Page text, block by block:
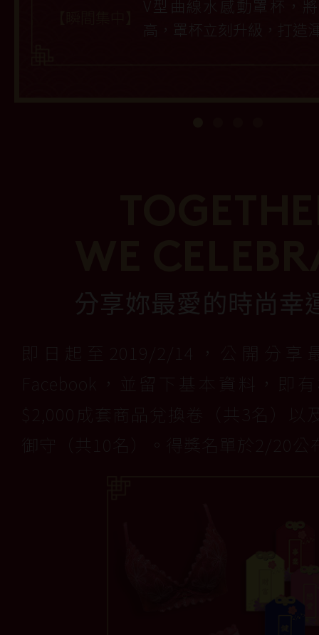
V型曲線水感動罩杯，
高，罩杯立刻升級，打造
分享妳最愛的時尚幸
即日起至2019/2/14，公開分享
Facebook，並留下基本資料，即
$2,000成套商品兌換卷（共3名）以
御守（共10名）。得獎名單於2/20公